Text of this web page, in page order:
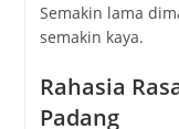
Semakin lama
semakin kaya.
Rahasia
Padang